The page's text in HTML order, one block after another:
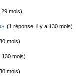
mois)
(1 réponse, il y a 130 mois)
mois)
130 mois)
mois)